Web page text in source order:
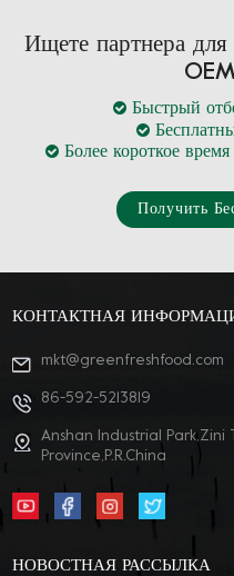
Ищете партнера для
Быстрый
Более короткое
Получить
КОНТАКТНАЯ
mkt@greenfreshfood.com
86-592-5213819
Anshan Industrial Park,Zini
Province,P.R.China
НОВОСТНАЯ РАССЫЛКА